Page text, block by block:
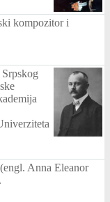
kompozitor i
Anna Eleanor